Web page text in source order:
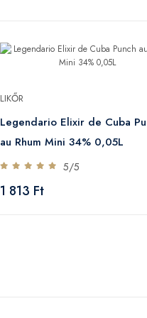
LIKŐR
Legendario Elixir de Cuba
au Rhum Mini 34% 0,05L
5/5
1 813 Ft